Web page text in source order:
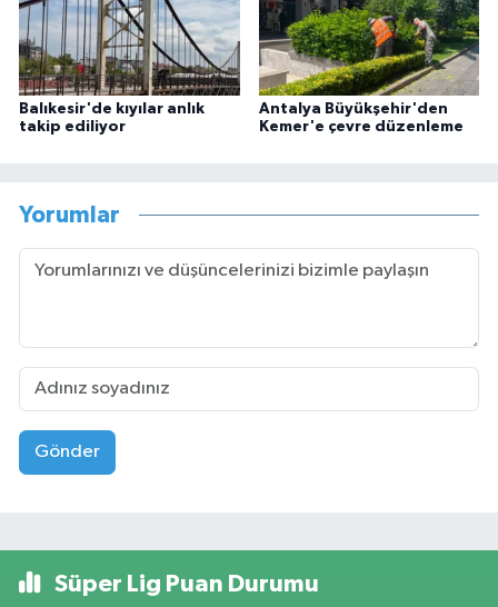
Balıkesir'de kıyılar anlık
takip ediliyor
Antalya Büyükşehir'den
Kemer'e çevre düzenleme
Yorumlar
Gönder
Süper Lig Puan Durumu